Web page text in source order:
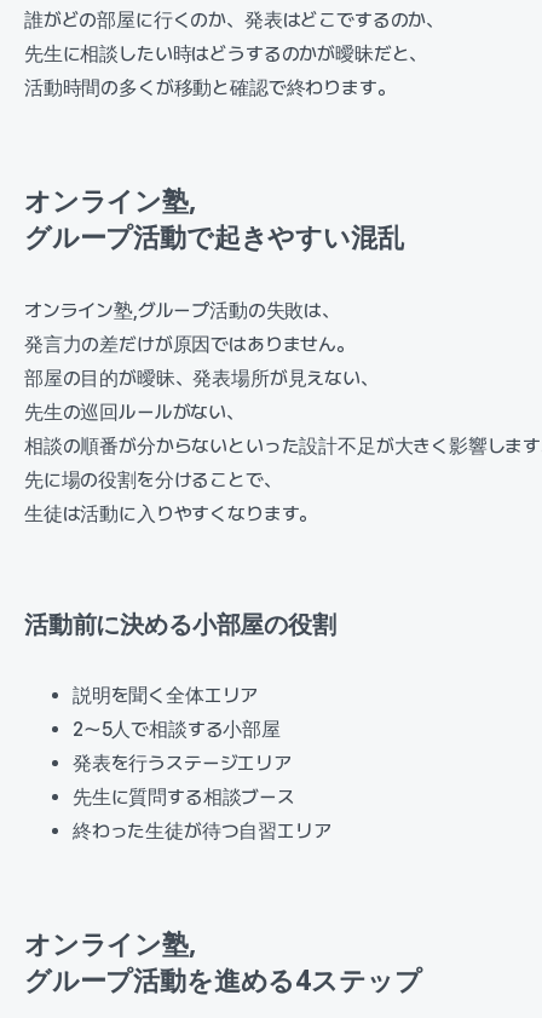
誰がどの部屋に行くのか、発表はどこでするのか、
先生に相談したい時はどうするのかが曖昧だと、
活動時間の多くが移動と確認で終わります。
オンライン塾,
グループ活動で起きやすい混乱
オンライン塾,グループ活動の失敗は、
発言力の差だけが原因ではありません。
部屋の目的が曖昧、発表場所が見えない、
先生の巡回ルールがない、
相談の順番が分からないといった設計不足が大きく影響しま
先に場の役割を分けることで、
生徒は活動に入りやすくなります。
活動前に決める小部屋の役割
説明を聞く全体エリア
2〜5人で相談する小部屋
発表を行うステージエリア
先生に質問する相談ブース
終わった生徒が待つ自習エリア
オンライン塾,
グループ活動を進める4ステップ